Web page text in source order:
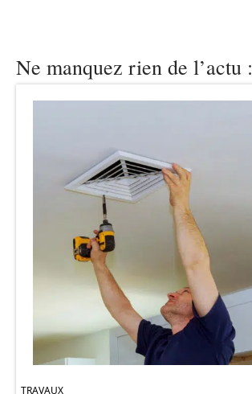
Ne manquez rien de l’actu :
TRAVAUX